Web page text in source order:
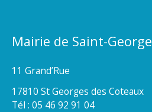
Mairie de Saint-
11 Grand’Rue
17810 St Georges des Coteaux
Tél : 05 46 92 91 04